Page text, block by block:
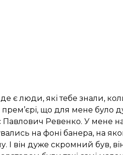
є люди, які тебе знали,
що для мене було
Ревенко. У мене
на фоні банера, на
І він дуже скромний був,